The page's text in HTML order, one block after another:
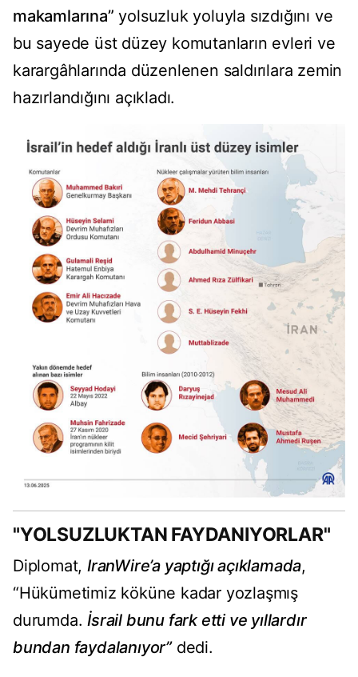
makamlarına” yolsuzluk yoluyla sızdığını ve
bu sayede üst düzey komutanların evleri ve
karargâhlarında düzenlenen saldırılara zemin
hazırlandığını açıkladı.
"YOLSUZLUKTAN FAYDANIYORLAR"
Diplomat, IranWire’a yaptığı açıklamada,
“Hükümetimiz köküne kadar yozlaşmış
durumda.İsrail bunu fark etti ve yıllardır
bundan faydalanıyor”dedi.